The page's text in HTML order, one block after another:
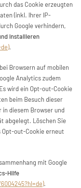
das Cookie erzeugten
(inkl. Ihrer IP-
Google verhindern,
installieren
.
Browsern auf mobilen
Analytics zudem
wird ein Opt-out-Cookie
beim Besuch dieser
diesem Browser und
abgelegt. Löschen Sie
Opt-out-Cookie erneut
mit Google
Hilfe
.